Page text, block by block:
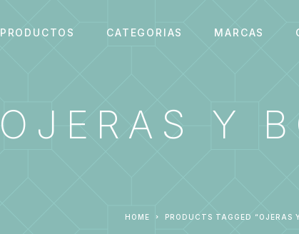
PRODUCTOS CATEGORIAS MARCAS
OJERAS Y
HOME PRODUCTS TAGGED “OJERAS